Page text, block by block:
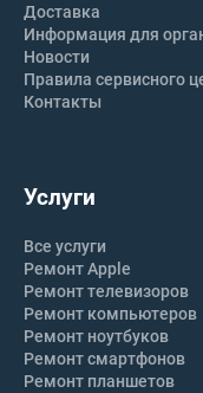
Услуги
Все услуги
Ремонт Apple
Ремонт телевизоров
Ремонт компьютеров
Ремонт ноутбуков
Ремонт смартфонов
Ремонт планшетов
Доставка
Информация для
Новости
Правила сервисного
Контакты